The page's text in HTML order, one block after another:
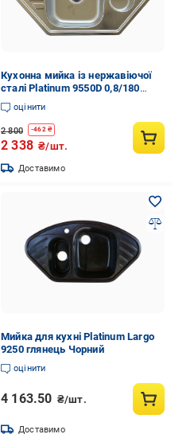
Кухонна мийка із нержавіючої
сталі Platinum 9550D 0,8/180
Сатін
оцінити
2 800 -462₴
2 338 ₴/шт.
Доставимо
Мийка для кухні Platinum Largo
9250 глянець Чорний
оцінити
4 163.50 ₴/шт.
Доставимо